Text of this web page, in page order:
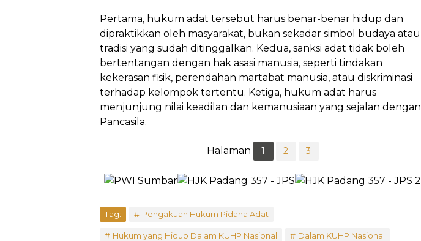
Pertama, hukum adat tersebut harus benar-benar hidup dan
dipraktikkan oleh masyarakat, bukan sekadar simbol budaya atau
tradisi yang sudah ditinggalkan. Kedua, sanksi adat tidak boleh
bertentangan dengan hak asasi manusia, seperti tindakan
kekerasan fisik, perendahan martabat manusia, atau diskriminasi
terhadap kelompok tertentu. Ketiga, hukum adat harus
menjunjung nilai keadilan dan kemanusiaan yang sejalan dengan
Pancasila.
Halaman 1 2 3
Tag: Pengakuan Hukum Pidana Adat
Hukum yang Hidup Dalam KUHP Nasional Dalam KUHP Nasional